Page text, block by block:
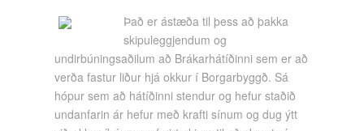
Það er ástæða til þess að þakka
skipuleggjendum og
undirbúningsaðilum að Brákarhátíðinni sem er að
verða fastur liður hjá okkur í Borgarbyggð. Sá
hópur sem að hátíðinni stendur og hefur staðið
undanfarin ár hefur með krafti sínum og dug ýtt